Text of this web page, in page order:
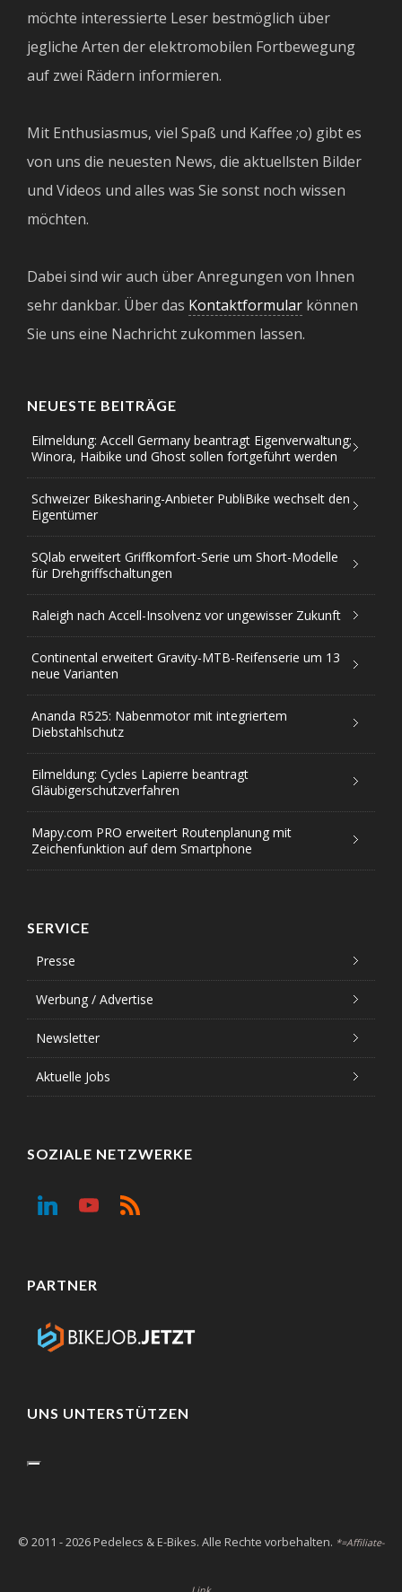
möchte interessierte Leser bestmöglich über
jegliche Arten der elektromobilen Fortbewegung
auf zwei Rädern informieren.
Mit Enthusiasmus, viel Spaß und Kaffee ;o) gibt es
von uns die neuesten News, die aktuellsten Bilder
und Videos und alles was Sie sonst noch wissen
möchten.
Dabei sind wir auch über Anregungen von Ihnen
sehr dankbar. Über das Kontaktformular können
Sie uns eine Nachricht zukommen lassen.
NEUESTE BEITRÄGE
Eilmeldung: Accell Germany beantragt Eigenverwaltung;
Winora, Haibike und Ghost sollen fortgeführt werden
Schweizer Bikesharing-Anbieter PubliBike wechselt den
Eigentümer
SQlab erweitert Griffkomfort-Serie um Short-Modelle
für Drehgriffschaltungen
Raleigh nach Accell-Insolvenz vor ungewisser Zukunft
Continental erweitert Gravity-MTB-Reifenserie um 13
neue Varianten
Ananda R525: Nabenmotor mit integriertem
Diebstahlschutz
Eilmeldung: Cycles Lapierre beantragt
Gläubigerschutzverfahren
Mapy.com PRO erweitert Routenplanung mit
Zeichenfunktion auf dem Smartphone
SERVICE
Presse
Werbung / Advertise
Newsletter
Aktuelle Jobs
SOZIALE NETZWERKE
PARTNER
UNS UNTERSTÜTZEN
© 2011 - 2026 Pedelecs & E-Bikes. Alle Rechte vorbehalten. *=Affiliate-